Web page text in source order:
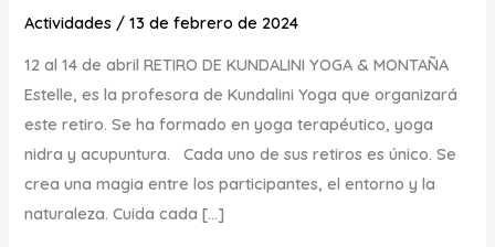
Actividades /13 de febrero de 2024
12 al 14 de abril RETIRO DE KUNDALINI YOGA & MONTAÑA
Estelle, es la profesora de Kundalini Yoga que organizará
este retiro. Se ha formado en yoga terapéutico, yoga
nidra y acupuntura. Cada uno de sus retiros es único. Se
crea una magia entre los participantes, el entorno y la
naturaleza. Cuida cada […]